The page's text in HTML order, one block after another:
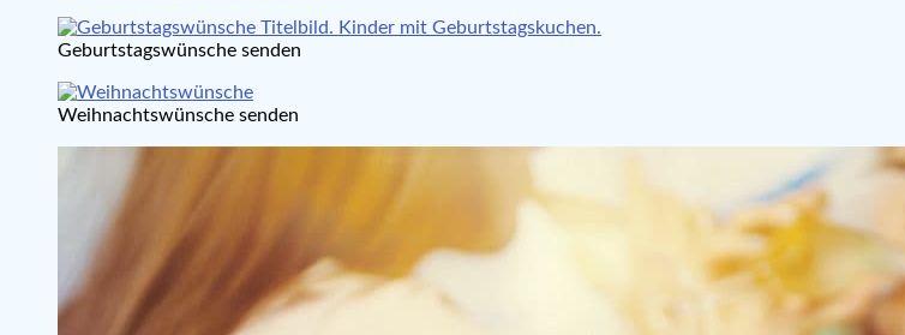
Geburtstagswünsche senden
Weihnachtswünsche senden